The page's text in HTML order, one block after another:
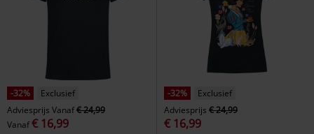
-32%
Exclusief
Adviesprijs Vanaf€ 24,99
Vanaf€ 16,99
-32%
Exclusief
Adviesprijs € 24,99
€ 16,99